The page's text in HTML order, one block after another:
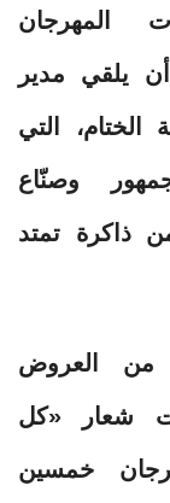
المهرجان
يلقي مدير
الختام، التي
وصنّاع
ذاكرة تمتد
من العروض
شعار «كل
خمسين